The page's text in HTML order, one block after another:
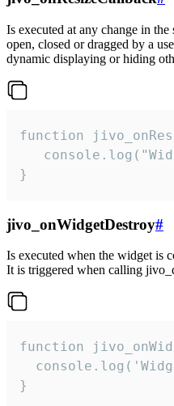
Is executed at any change in
open, closed or dragged by a
dynamic displaying or hiding
function
}
jivo_onWidgetDestroy#
Is executed when the widget is
It is triggered when calling
function
}